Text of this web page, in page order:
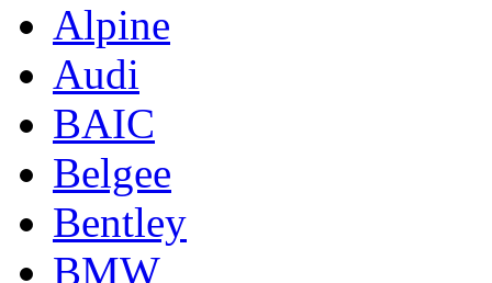
Alpine
Audi
BAIC
Belgee
Bentley
BMW